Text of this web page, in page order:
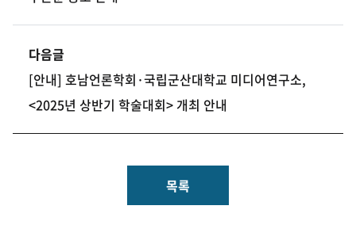
다음글
[안내] 호남언론학회·국립군산대학교 미디어연구소,
<2025년 상반기 학술대회> 개최 안내
목록